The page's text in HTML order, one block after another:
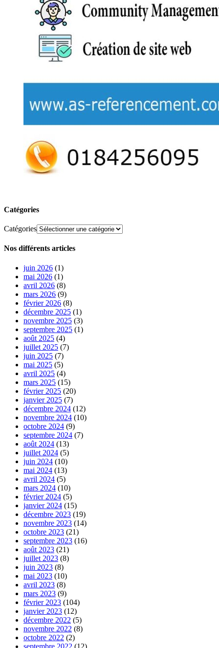
Catégories
Catégories
Nos différents articles
juin 2026 (1)
mai 2026 (1)
avril 2026 (8)
mars 2026 (9)
février 2026 (8)
décembre 2025 (1)
novembre 2025 (3)
septembre 2025 (1)
août 2025 (4)
juillet 2025 (7)
juin 2025 (7)
mai 2025 (5)
avril 2025 (4)
mars 2025 (15)
février 2025 (20)
janvier 2025 (7)
décembre 2024 (12)
novembre 2024 (10)
octobre 2024 (9)
septembre 2024 (7)
août 2024 (13)
juillet 2024 (5)
juin 2024 (10)
mai 2024 (13)
avril 2024 (5)
mars 2024 (10)
février 2024 (5)
janvier 2024 (15)
décembre 2023 (19)
novembre 2023 (14)
octobre 2023 (21)
septembre 2023 (16)
août 2023 (21)
juillet 2023 (8)
juin 2023 (8)
mai 2023 (10)
avril 2023 (8)
mars 2023 (9)
février 2023 (104)
janvier 2023 (12)
décembre 2022 (5)
novembre 2022 (8)
octobre 2022 (2)
septembre 2022 (12)